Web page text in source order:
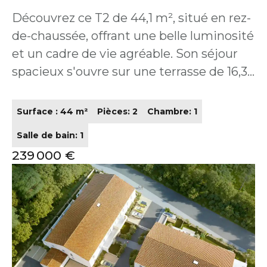
pièce(s) 44.1 m2
Découvrez ce T2 de 44,1 m², situé en rez-
de-chaussée, offrant une belle luminosité
et un cadre de vie agréable. Son séjour
spacieux s'ouvre sur une terrasse de 16,3
19,4 m², un véritable atout recherché
locataires. L'agencement optimisé
(séjour de 23 m², chambre confortable,
salle d'eau et cellier) en fait un bien
fonctionnel et attractif. Éligible au PTZ
pour un premier achat en résidence
principale Fort potentiel locatif pour un
investissement patrimonial sécurisé
Surface : 44 m² Pièces: 2 Chambre: 1
Salle de bain: 1
239 000 €